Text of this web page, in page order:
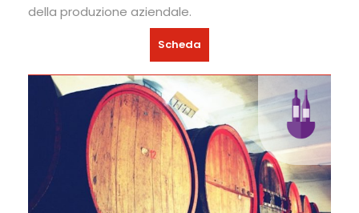
della produzione aziendale.
Scheda